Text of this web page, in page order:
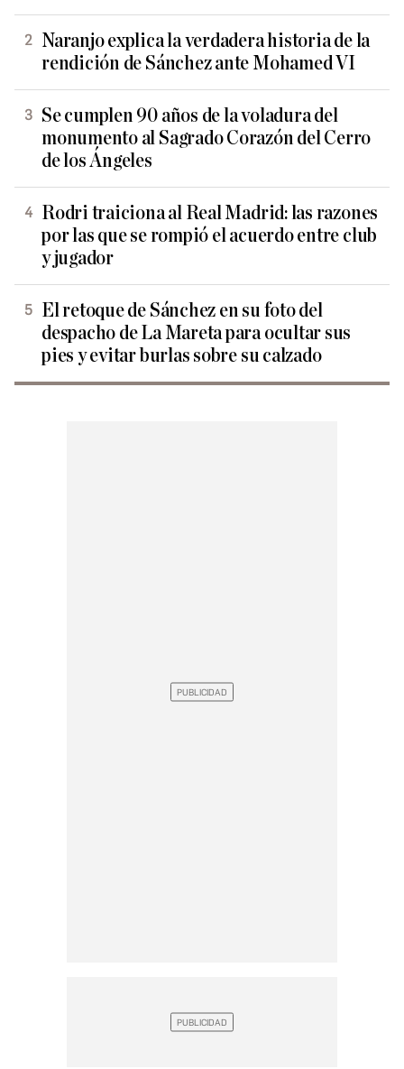
Naranjo explica la verdadera historia de la
rendición de Sánchez ante Mohamed VI
Se cumplen 90 años de la voladura del
monumento al Sagrado Corazón del Cerro
de los Ángeles
Rodri traiciona al Real Madrid: las razones
por las que se rompió el acuerdo entre club
y jugador
El retoque de Sánchez en su foto del
despacho de La Mareta para ocultar sus
pies y evitar burlas sobre su calzado